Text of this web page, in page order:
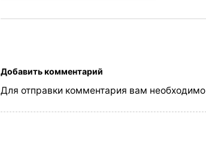
Добавить комментарий
Для отправки комментария вам необходимо